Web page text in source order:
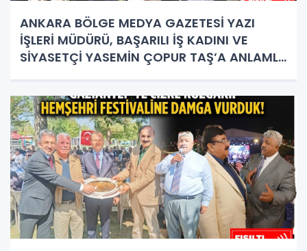
ANKARA BÖLGE MEDYA GAZETESİ YAZI
İŞLERİ MÜDÜRÜ, BAŞARILI İŞ KADINI VE
SİYASETÇİ YASEMİN ÇOPUR TAŞ’A ANLAMLI